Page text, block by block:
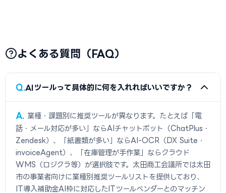
よくある質問（FAQ）
Q AIツールって具体的に何を入れればいいですか？
A
業種・課題別に推奨ツールが異なります。たとえば「電
話・メール対応が多い」ならAIチャットボット（ChatPlus・
Zendesk）、「紙書類が多い」ならAI-OCR（DX Suite・
invoiceAgent）、「在庫管理が手作業」ならクラウド
WMS（ロジクラ等）が選択肢です。太田商工会議所では太田
市の事業者向けに業種別推奨ツールリストを提供しており、
IT導入補助金AI枠に対応したITツールベンダーとのマッチン